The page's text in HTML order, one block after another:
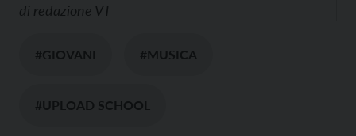
di redazione VT
#GIOVANI #MUSICA
#UPLOAD SCHOOL